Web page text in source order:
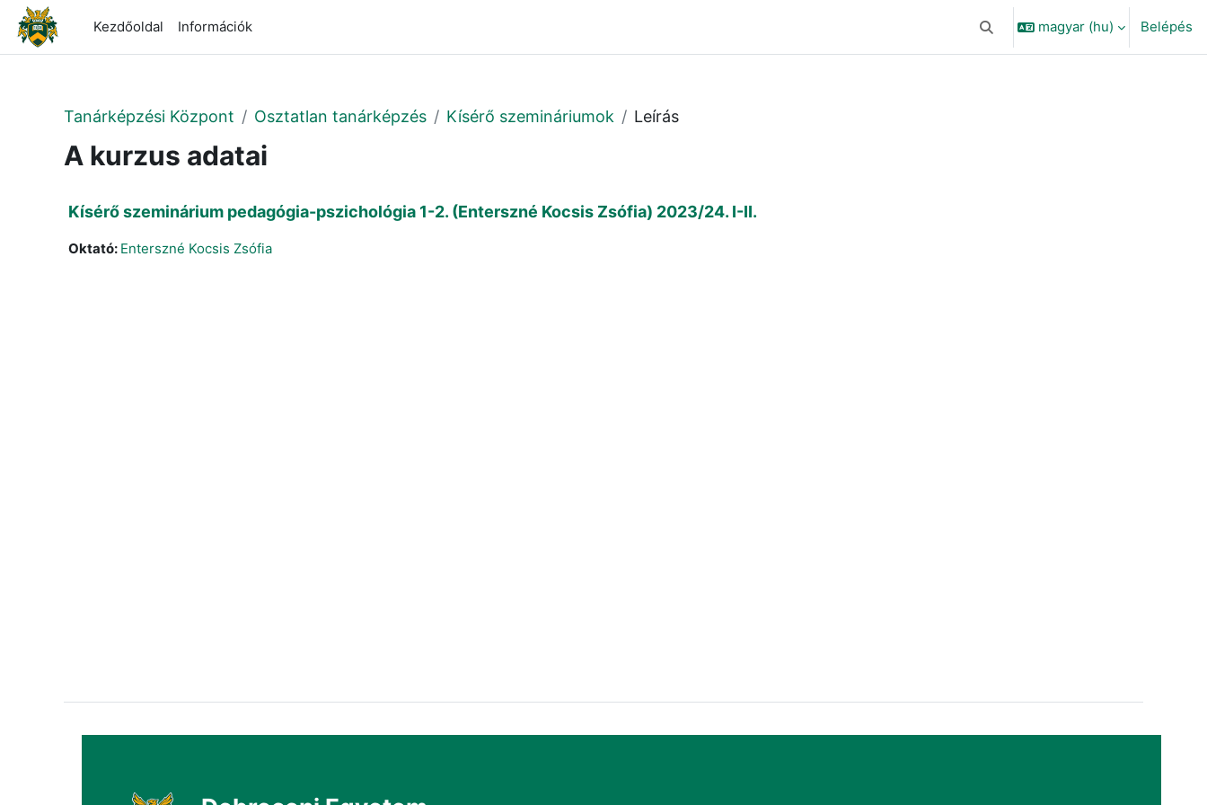
Tovább a fő tartalomhoz
Kezdőoldal
Információk Keresési bemeneti adatok váltása
magyar ‎(hu)‎ Belépés
Tanárképzési Központ Osztatlan tanárképzés Kísérő szemináriumok Leírás
A kurzus adatai
Kísérő szeminárium pedagógia-pszichológia 1-2. (Enterszné Kocsis Zsófia) 2023/24. I-II.
Oktató: Enterszné Kocsis Zsófia